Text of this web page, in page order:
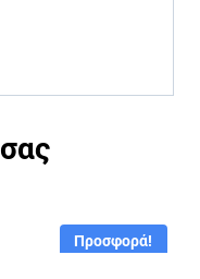
Προσφορά!